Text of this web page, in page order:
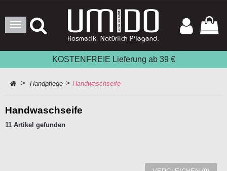
Toggle
Navigation
KOSTENFREIE Lieferung ab 39 €
> Handpflege > Handwaschseife
Handwaschseife
11 Artikel gefunden